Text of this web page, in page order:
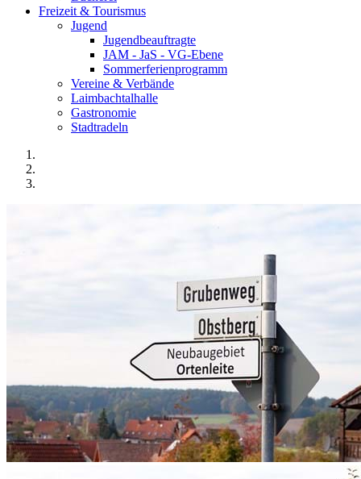
Freizeit & Tourismus
Jugend
Jugendbeauftragte
JAM - JaS - VG-Ebene
Sommerferienprogramm
Vereine & Verbände
Laimbachtalhalle
Gastronomie
Stadtradeln